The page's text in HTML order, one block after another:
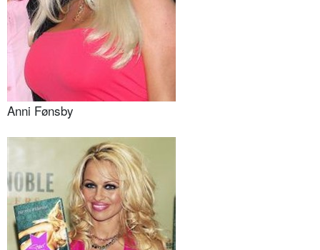
Anni Fønsby